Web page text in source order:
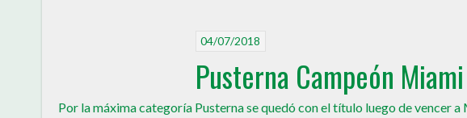
04/07/2018
Pusterna Campeón
Por la máxima categoría Pusterna se quedó con el título luego de vencer